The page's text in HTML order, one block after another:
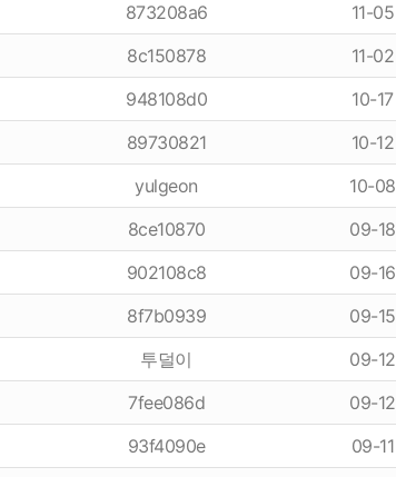
공지사항
공지사항
이용후기
이용후기
873208a6 11-05
8c150878 11-02
948108d0 10-17
89730821 10-12
yulgeon 10-08
8ce10870 09-18
902108c8 09-16
8f7b0939 09-15
투덜이 09-12
7fee086d 09-12
93f4090e 09-11